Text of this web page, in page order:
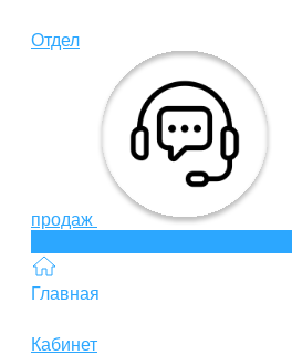
Отдел
продаж
Главная
Кабинет